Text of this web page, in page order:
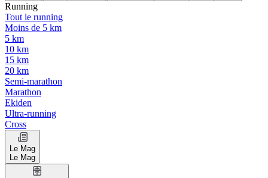
Running
Tout le running
Moins de 5 km
5 km
10 km
15 km
20 km
Semi-marathon
Marathon
Ekiden
Ultra-running
Cross
Le Mag
Le Mag